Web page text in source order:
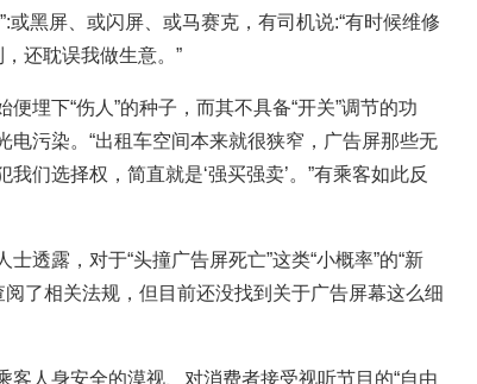
或黑屏、或闪屏、或马赛克，有司机说:“有时候维修
还耽误我做生意。”
埋下“伤人”的种子，而其不具备“开关”调节的功
电污染。“出租车空间本来就很狭窄，广告屏那些无
们选择权，简直就是‘强买强卖’。”有乘客如此反
透露，对于“头撞广告屏死亡”这类“小概率”的“新
阅了相关法规，但目前还没找到关于广告屏幕这么细
客人身安全的漠视、对消费者接受视听节目的“自由